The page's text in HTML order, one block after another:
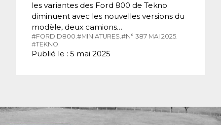
les variantes des Ford 800 de Tekno
diminuent avec les nouvelles versions du
modèle, deux camions…
#FORD D800.#MINIATURES.#N° 387 MAI 2025.
#TEKNO.
Publié le : 5 mai 2025